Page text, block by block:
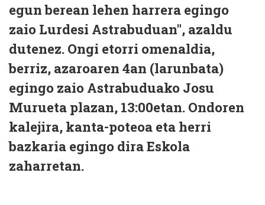
egun berean lehen harrera egingo
zaio Lurdesi Astrabuduan", azaldu
dutenez. Ongi etorri omenaldia,
berriz, azaroaren 4an (larunbata)
egingo zaio Astrabuduako Josu
Murueta plazan, 13:00etan. Ondoren
kalejira, kanta-poteoa eta herri
bazkaria egingo dira Eskola
zaharretan.